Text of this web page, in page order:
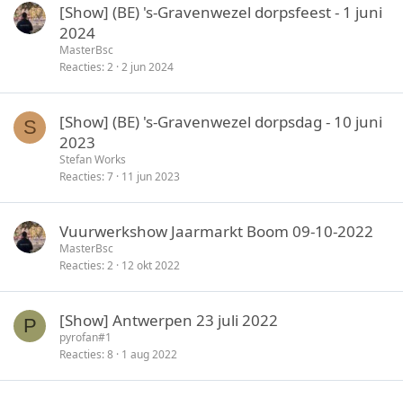
[Show] (BE) 's-Gravenwezel dorpsfeest - 1 juni
2024
MasterBsc
Reacties 2 2 jun 2024
S
[Show] (BE) 's-Gravenwezel dorpsdag - 10 juni
2023
Stefan Works
Reacties 7 11 jun 2023
Vuurwerkshow Jaarmarkt Boom 09-10-2022
MasterBsc
Reacties 2 12 okt 2022
P [Show] Antwerpen 23 juli 2022
pyrofan#1
Reacties 8 1 aug 2022